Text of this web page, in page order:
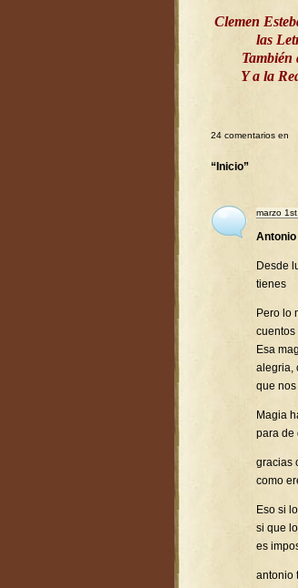
Clemen
las
Y a la
24 comentarios en
“Inicio”
marzo
Desde
tienes
Pero lo
cuentos
Esa
alegria,
que
Magia
para de
gracias
como
Eso si
si que
es
antonio